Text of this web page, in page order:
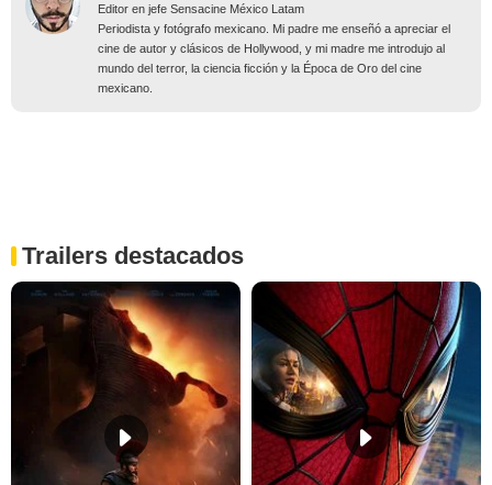
Editor en jefe Sensacine México Latam
Periodista y fotógrafo mexicano. Mi padre me enseñó a apreciar el
cine de autor y clásicos de Hollywood, y mi madre me introdujo al
mundo del terror, la ciencia ficción y la Época de Oro del cine
mexicano.
Trailers destacados